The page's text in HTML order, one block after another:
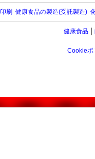
印刷 健康食品の製造(受託製造)
健康食品
Cookieポ